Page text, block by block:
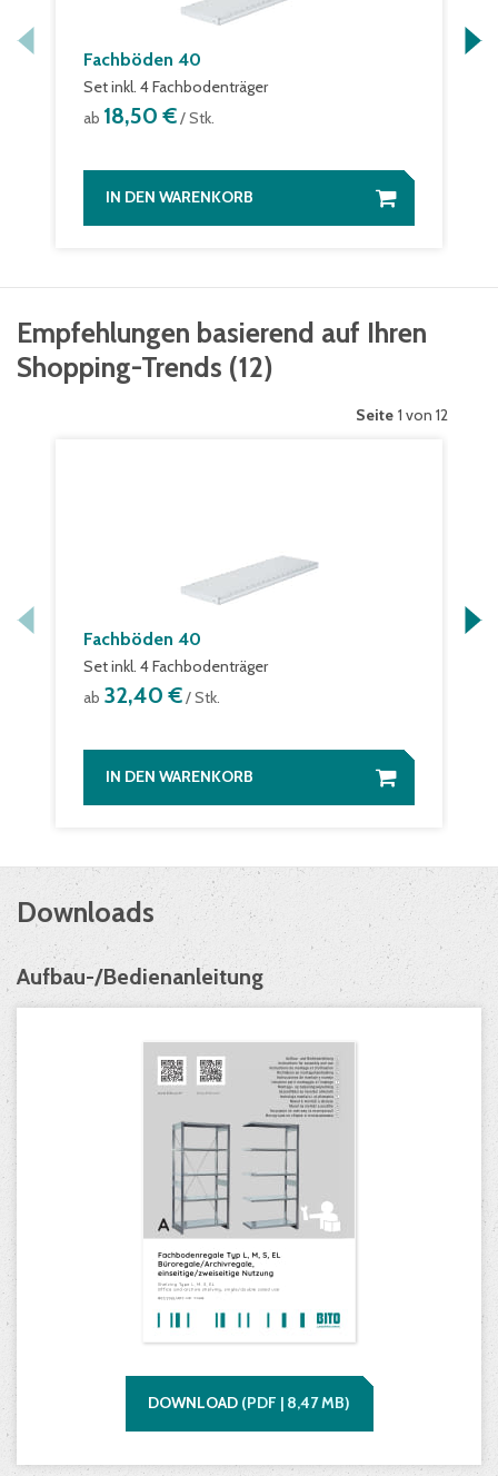
Fachböden 40
Set inkl. 4 Fachbodenträger
ab 18,50 €/ Stk.
IN DEN WARENKORB
Empfehlungen basierend auf Ihren
Shopping-Trends (12)
Seite 1 von 12
Fachböden 40
Set inkl. 4 Fachbodenträger
ab 32,40 €/ Stk.
IN DEN WARENKORB
Downloads
Aufbau-/Bedienanleitung
DOWNLOAD (PDF | 8,47MB)